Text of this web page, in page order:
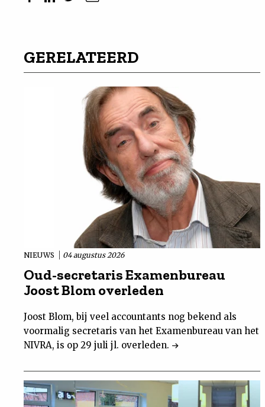
GERELATEERD
NIEUWS 04 augustus 2026
Oud-secretaris Examenbureau
Joost Blom overleden
Joost Blom, bij veel accountants nog bekend als
voormalig secretaris van het Examenbureau van het
NIVRA, is op 29 juli jl. overleden.